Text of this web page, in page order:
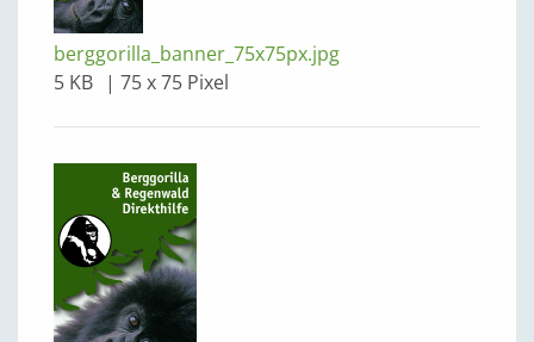
berggorilla_banner_75x75px.jpg
5 KB
75 x 75 Pixel